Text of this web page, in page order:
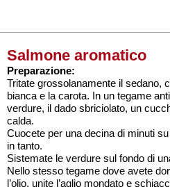
Salmone aromatico
Preparazione:
Tritate grossolanamente il sedano,
bianca e la carota. In un tegame
verdure, il dado sbriciolato, un
calda.
Cuocete per una decina di minuti
in tanto.
Sistemate le verdure sul fondo di
Nello stesso tegame dove avete
l’olio, unite l’aglio mondato e